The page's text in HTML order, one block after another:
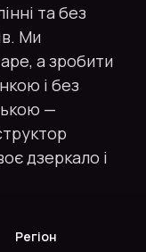
та без
Ми
а зробити
і без
—
дзеркало і
Регіон